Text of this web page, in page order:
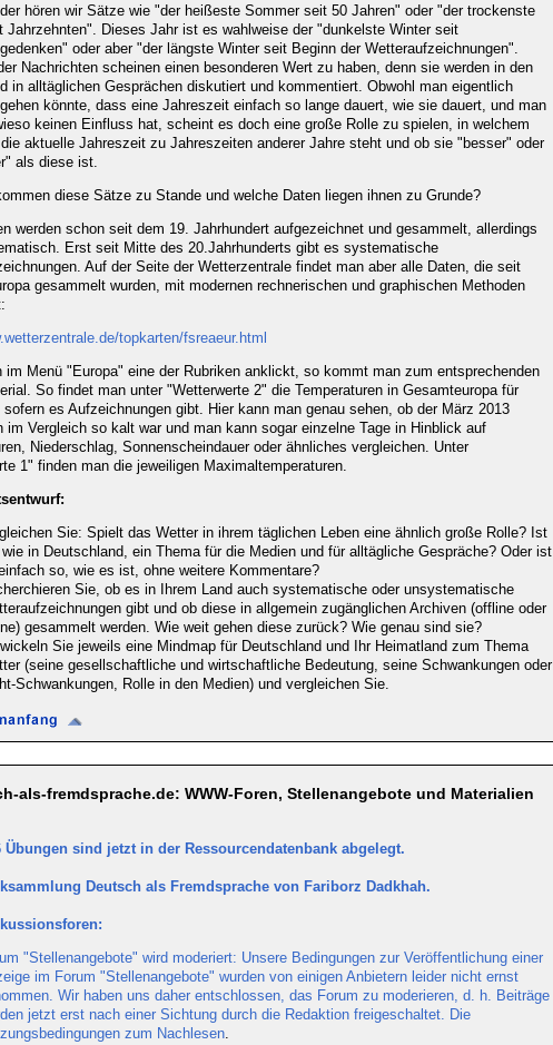
hören wir Sätze wie "der heißeste Sommer seit 50 Jahren" oder "der trockenste
Jahrzehnten". Dieses Jahr ist es wahlweise der "dunkelste Winter seit
oder aber "der längste Winter seit Beginn der Wetteraufzeichnungen".
Nachrichten scheinen einen besonderen Wert zu haben, denn sie werden in den
in alltäglichen Gesprächen diskutiert und kommentiert. Obwohl man eigentlich
könnte, dass eine Jahreszeit einfach so lange dauert, wie sie dauert, und man
keinen Einfluss hat, scheint es doch eine große Rolle zu spielen, in welchem
aktuelle Jahreszeit zu Jahreszeiten anderer Jahre steht und ob sie "besser" oder
als diese ist.
diese Sätze zu Stande und welche Daten liegen ihnen zu Grunde?
werden schon seit dem 19. Jahrhundert aufgezeichnet und gesammelt, allerdings
Erst seit Mitte des 20.Jahrhunderts gibt es systematische
Auf der Seite der Wetterzentrale findet man aber alle Daten, die seit
gesammelt wurden, mit modernen rechnerischen und graphischen Methoden
topkarten/fsreaeur.html
im Menü "Europa" eine der Rubriken anklickt, so kommt man zum entsprechenden
So findet man unter "Wetterwerte 2" die Temperaturen in Gesamteuropa für
sofern es Aufzeichnungen gibt. Hier kann man genau sehen, ob der März 2013
im Vergleich so kalt war und man kann sogar einzelne Tage in Hinblick auf
Niederschlag, Sonnenscheindauer oder ähnliches vergleichen. Unter
1" finden man die jeweiligen Maximaltemperaturen.
Sie: Spielt das Wetter in ihrem täglichen Leben eine ähnlich große Rolle? Ist
in Deutschland, ein Thema für die Medien und für alltägliche Gespräche? Oder ist
so, wie es ist, ohne weitere Kommentare?
Sie, ob es in Ihrem Land auch systematische oder unsystematische
gibt und ob diese in allgemein zugänglichen Archiven (offline oder
gesammelt werden. Wie weit gehen diese zurück? Wie genau sind sie?
Sie jeweils eine Mindmap für Deutschland und Ihr Heimatland zum Thema
(seine gesellschaftliche und wirtschaftliche Bedeutung, seine Schwankungen oder
Schwankungen, Rolle in den Medien) und vergleichen Sie.
als-fremdsprache.de: WWW-Foren, Stellenangebote und Materialien
Übungen sind jetzt in der Ressourcendatenbank abgelegt.
Deutsch als Fremdsprache von Fariborz Dadkhah.
"Stellenangebote" wird moderiert: Unsere Bedingungen zur Veröffentlichung einer
im Forum "Stellenangebote" wurden von einigen Anbietern leider nicht ernst
Wir haben uns daher entschlossen, das Forum zu moderieren, d. h. Beiträge
jetzt erst nach einer Sichtung durch die Redaktion freigeschaltet. Die
zum Nachlesen.